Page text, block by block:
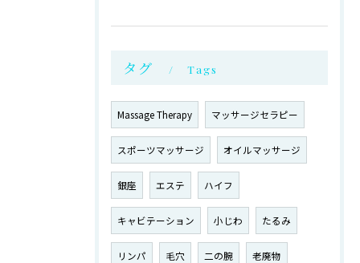
タグ Tags
Massage Therapy マッサージセラピー
スポーツマッサージ オイルマッサージ
銀座 エステ ハイフ
キャビテーション 小じわ たるみ
リンパ 毛穴 二の腕 老廃物